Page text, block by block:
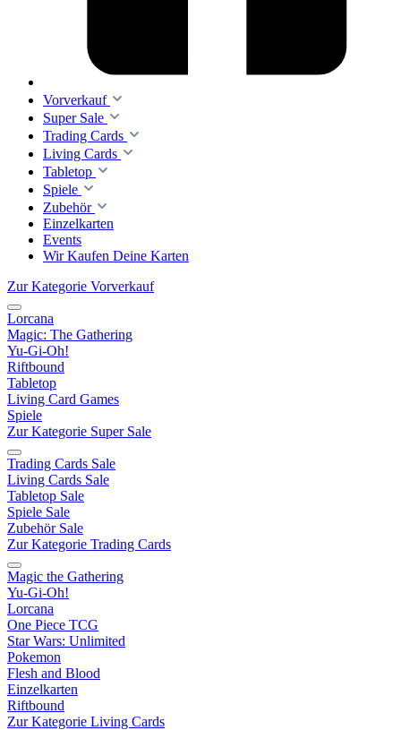
Vorverkauf
Super Sale
Trading Cards
Living Cards
Tabletop
Spiele
Zubehör
Einzelkarten
Events
Wir Kaufen Deine Karten
Zur Kategorie Vorverkauf
Lorcana
Magic: The Gathering
Yu-Gi-Oh!
Riftbound
Tabletop
Living Card Games
Spiele
Zur Kategorie Super Sale
Trading Cards Sale
Living Cards Sale
Tabletop Sale
Spiele Sale
Zubehör Sale
Zur Kategorie Trading Cards
Magic the Gathering
Yu-Gi-Oh!
Lorcana
One Piece TCG
Star Wars: Unlimited
Pokemon
Flesh and Blood
Einzelkarten
Riftbound
Zur Kategorie Living Cards